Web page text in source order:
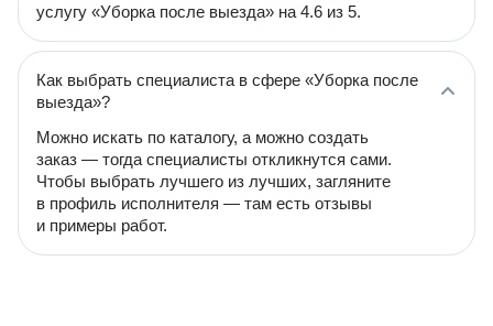
услугу «Уборка после выезда» на 4.6 из 5.
Как выбрать специалиста в сфере «Уборка после
выезда»?
Можно искать по каталогу, а можно создать
заказ — тогда специалисты откликнутся сами.
Чтобы выбрать лучшего из лучших, загляните
в профиль исполнителя — там есть отзывы
и примеры работ.